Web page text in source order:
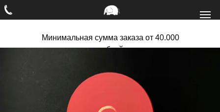
Минимальная сумма заказа от 40.000
рублей